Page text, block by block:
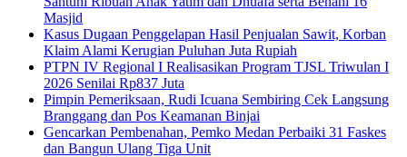
Masjid
Kasus Dugaan Penggelapan Hasil Penjualan Sawit, Korban
Klaim Alami Kerugian Puluhan Juta Rupiah
PTPN IV Regional I Realisasikan Program TJSL Triwulan I
2026 Senilai Rp837 Juta
Pimpin Pemeriksaan, Rudi Icuana Sembiring Cek Langsung
Branggang dan Pos Keamanan Binjai
Gencarkan Pembenahan, Pemko Medan Perbaiki 31 Faskes
dan Bangun Ulang Tiga Unit